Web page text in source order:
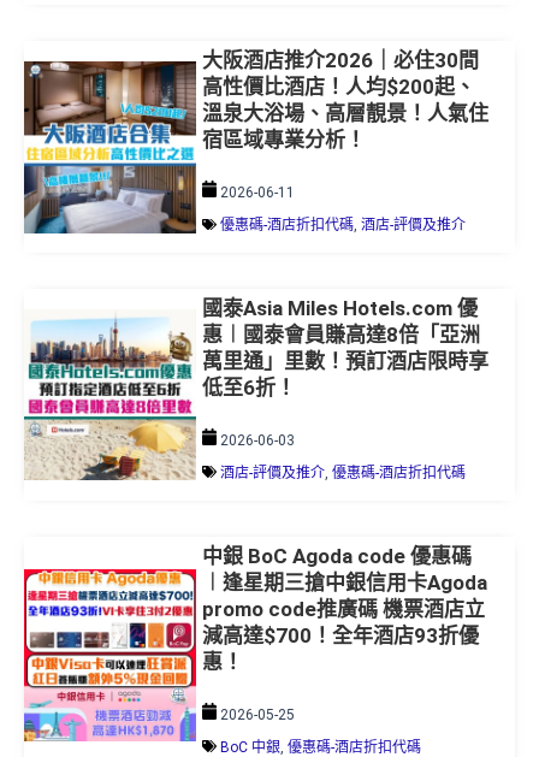
大阪酒店推介2026｜必住30間
高性價比酒店！人均$200起、
溫泉大浴場、高層靚景！人氣住
宿區域專業分析！
2026-06-11
優惠碼-酒店折扣代碼, 酒店-評價及推介
國泰Asia Miles Hotels.com 優
惠︱國泰會員賺高達8倍「亞洲
萬里通」里數！預訂酒店限時享
低至6折！
2026-06-03
酒店-評價及推介, 優惠碼-酒店折扣代碼
中銀 BoC Agoda code 優惠碼
︱逢星期三搶中銀信用卡Agoda
promo code推廣碼 機票酒店立
減高達$700！全年酒店93折優
惠！
2026-05-25
BoC 中銀, 優惠碼-酒店折扣代碼